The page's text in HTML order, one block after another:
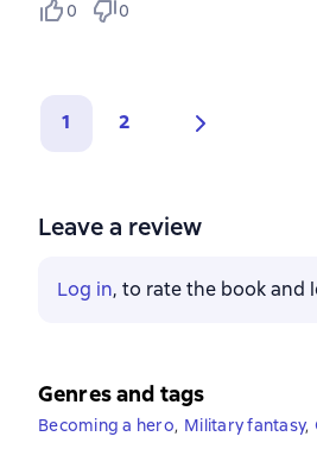
0 0
1 2
Leave a review
Log in, to rate the book and
Genres and tags
Becoming a hero, Military fantasy,